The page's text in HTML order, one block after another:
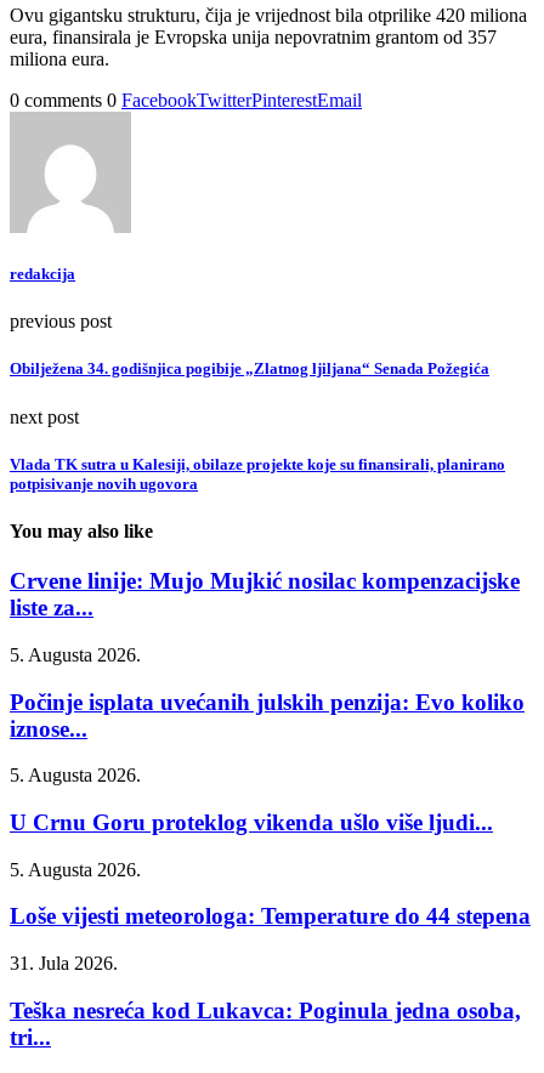
Ovu gigantsku strukturu, čija je vrijednost bila otprilike 420 miliona
eura, finansirala je Evropska unija nepovratnim grantom od 357
miliona eura.
0 comments 0 FacebookTwitterPinterestEmail
redakcija
previous post
Obilježena 34. godišnjica pogibije „Zlatnog ljiljana“ Senada Požegića
next post
Vlada TK sutra u Kalesiji, obilaze projekte koje su finansirali, planirano
potpisivanje novih ugovora
You may also like
Crvene linije: Mujo Mujkić nosilac kompenzacijske
liste za...
5. Augusta 2026.
Počinje isplata uvećanih julskih penzija: Evo koliko
iznose...
5. Augusta 2026.
U Crnu Goru proteklog vikenda ušlo više ljudi...
5. Augusta 2026.
Loše vijesti meteorologa: Temperature do 44 stepena
31. Jula 2026.
Teška nesreća kod Lukavca: Poginula jedna osoba,
tri...